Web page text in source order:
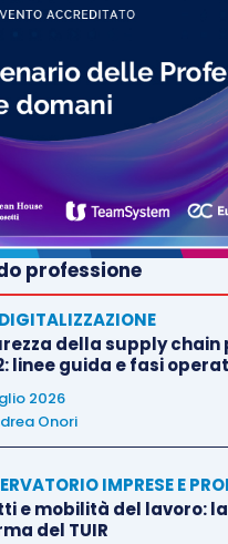
professione
della supply chain
linee guida e fasi
2026
Onori
IMPRESE E
e mobilità del lavoro:
del TUIR